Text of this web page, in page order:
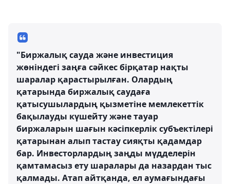
"Биржалық сауда және инвестиция
жөніндегі заңға сәйкес бірқатар нақты
шаралар қарастырылған. Олардың
қатарында биржалық саудаға
қатысушылардың қызметіне мемлекеттік
бақылауды күшейту және тауар
биржаларын шағын кәсіпкерлік субъектілері
қатарынан алып тастау сияқты қадамдар
бар. Инвесторлардың заңды мүдделерін
қамтамасыз ету шаралары да назардан тыс
қалмады. Атап айтқанда, ел аумағындағы